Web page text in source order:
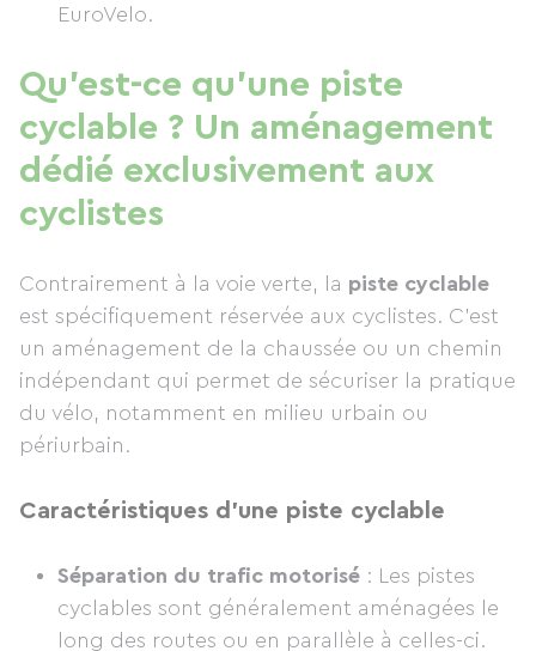
EuroVelo.
Qu’est-ce qu’une piste
cyclable ? Un aménagement
dédié exclusivement aux
cyclistes
Contrairement à la voie verte, la piste cyclable
est spécifiquement réservée aux cyclistes. C'est
un aménagement de la chaussée ou un chemin
indépendant qui permet de sécuriser la pratique
du vélo, notamment en milieu urbain ou
périurbain.
Caractéristiques d’une piste cyclable
Séparation du trafic motorisé : Les pistes
cyclables sont généralement aménagées le
long des routes ou en parallèle à celles-ci.